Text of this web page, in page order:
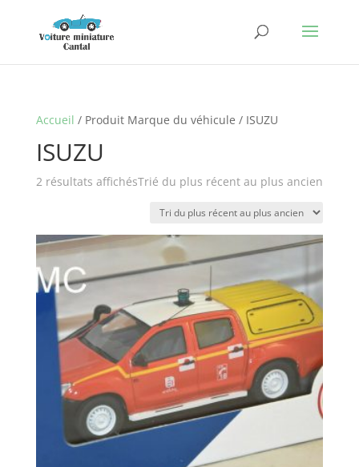
Accueil / Produit Marque du véhicule / ISUZU
ISUZU
2 résultats affichésTrié du plus récent au plus ancien